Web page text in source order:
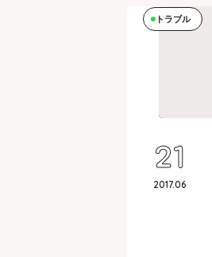
トラブル
2017.06
21